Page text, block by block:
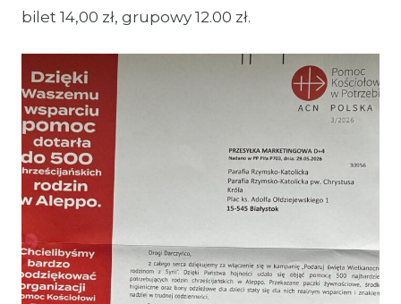
bilet 14,00 zł, grupowy 12.00 zł.